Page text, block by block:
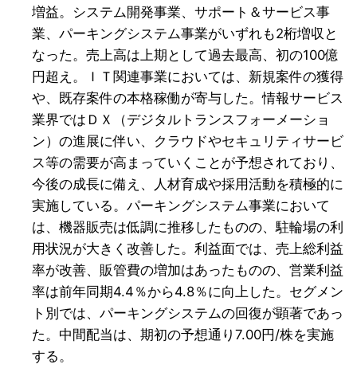
増益。システム開発事業、サポート＆サービス事
業、パーキングシステム事業がいずれも2桁増収と
なった。売上高は上期として過去最高、初の100億
円超え。ＩＴ関連事業においては、新規案件の獲得
や、既存案件の本格稼働が寄与した。情報サービス
業界ではＤＸ（デジタルトランスフォーメーショ
ン）の進展に伴い、クラウドやセキュリティサービ
ス等の需要が高まっていくことが予想されており、
今後の成長に備え、人材育成や採用活動を積極的に
実施している。パーキングシステム事業において
は、機器販売は低調に推移したものの、駐輪場の利
用状況が大きく改善した。利益面では、売上総利益
率が改善、販管費の増加はあったものの、営業利益
率は前年同期4.4％から4.8％に向上した。セグメン
ト別では、パーキングシステムの回復が顕著であっ
た。中間配当は、期初の予想通り7.00円/株を実施
する。